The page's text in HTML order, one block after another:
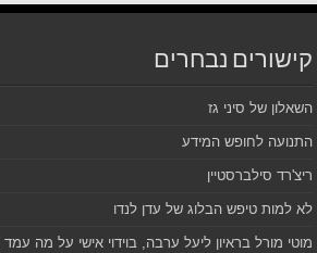
קישורים נבחרים
השאלון של סיני גז
התנועה לחופש המידע
ריצ'רד סילברסטיין
לא למות טיפש הבלוג של עדן לנדו
מוטי מורל בראיון ליעל ערבה, בוידוי אישי על מה